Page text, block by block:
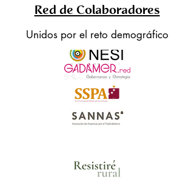
Red de Colaboradores
Unidos por el reto demográfico